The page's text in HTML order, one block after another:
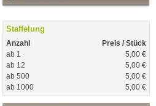
Staffelung
Anzahl
Preis / Stück
ab 1
5,00 €
ab 12
5,00 €
ab 500
5,00 €
ab 1000
5,00 €